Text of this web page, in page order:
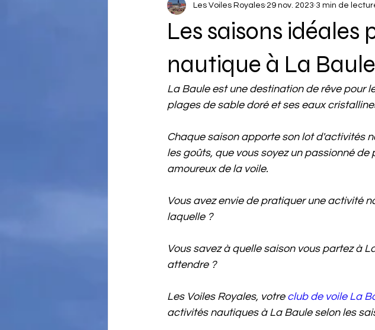
Les saisons
nautique à La Baule
Les Voiles Royales 29 nov. 2023 3 min de
La Baule est une destination de rêve pour
plages de sable doré et ses eaux
Chaque saison apporte son lot d'activités
les goûts, que vous soyez un passionné
amoureux de la voile.
Vous avez envie de pratiquer une activité
laquelle ?
Vous savez à quelle saison vous partez à
attendre ?
Les Voiles Royales, votre club de voile La
activités nautiques à La Baule selon les